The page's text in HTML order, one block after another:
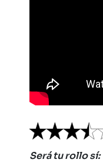
Será tu rollo sí: